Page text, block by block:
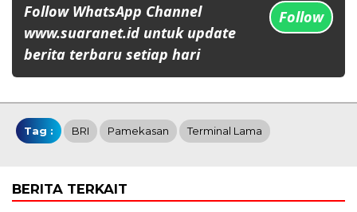
Follow WhatsApp Channel
www.suaranet.id untuk update
berita terbaru setiap hari
Follow
Tag : BRI Pamekasan Terminal Lama
BERITA TERKAIT